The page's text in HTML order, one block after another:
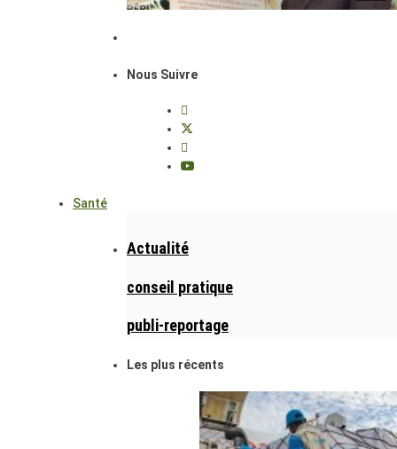
Nous Suivre
Santé
Actualité
conseil pratique
publi-reportage
Les plus récents